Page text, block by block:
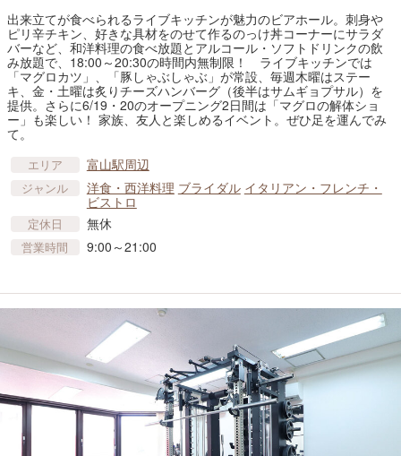
出来立てが食べられるライブキッチンが魅力のビアホール。刺身や
ピリ辛チキン、好きな具材をのせて作るのっけ丼コーナーにサラダ
バーなど、和洋料理の食べ放題とアルコール・ソフトドリンクの飲
み放題で、18:00～20:30の時間内無制限！ ライブキッチンでは
「マグロカツ」、「豚しゃぶしゃぶ」が常設、毎週木曜はステー
キ、金・土曜は炙りチーズハンバーグ（後半はサムギョプサル）を
提供。さらに6/19・20のオープニング2日間は「マグロの解体ショ
ー」も楽しい！ 家族、友人と楽しめるイベント。ぜひ足を運んでみ
て。
エリア 富山駅周辺
ジャンル 洋食・西洋料理 ブライダル イタリアン・フレンチ・
ビストロ
定休日 無休
営業時間 9:00～21:00